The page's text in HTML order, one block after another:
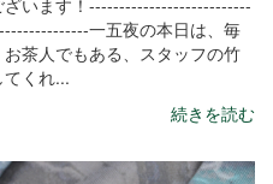
ざいます！---------------------------
一五夜の本日は、毎
茶人でもある、スタッフの竹
くれ...
続きを読む